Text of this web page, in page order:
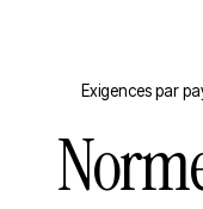
Exigences par